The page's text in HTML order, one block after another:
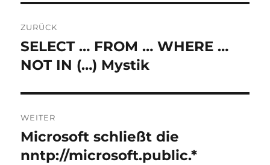
ZURÜCK
Vorheriger
Beitrag:
SELECT … FROM … WHERE …
NOT IN (…) Mystik
WEITER
Nächster
Beitrag:
Microsoft schließt die
nntp://microsoft.public.*